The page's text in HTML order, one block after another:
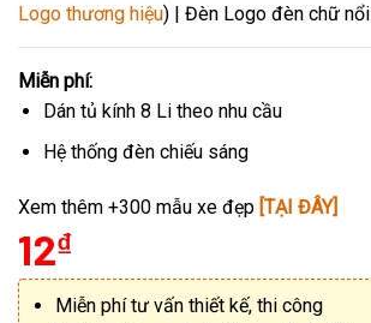
Logo thương hiệu) | Đèn Logo đèn chữ nổi
Miễn phí:
Dán tủ kính 8 Li theo nhu cầu
Hệ thống đèn chiếu sáng
Xem thêm +300 mẫu xe đẹp [TẠI ĐÂY]
12₫
Miễn phí tư vấn thiết kế, thi công